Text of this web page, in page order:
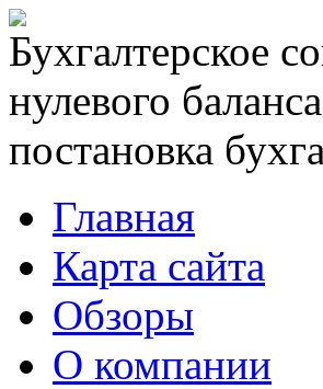
Бухгалтерское
нулевого
постановка
Главная
Карта сайта
Обзоры
О компании